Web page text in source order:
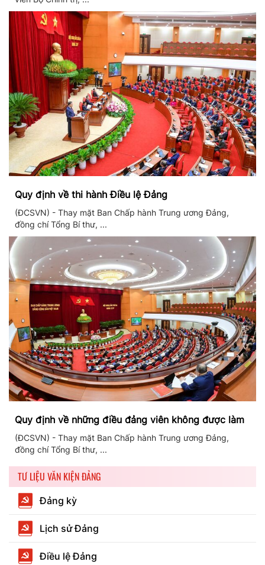
Quy định về thi hành Điều lệ Đảng
(ĐCSVN) - Thay mặt Ban Chấp hành Trung ương Đảng,
đồng chí Tổng Bí thư, ...
Quy định về những điều đảng viên không được làm
(ĐCSVN) - Thay mặt Ban Chấp hành Trung ương Đảng,
đồng chí Tổng Bí thư, ...
TƯ LIỆU VĂN KIỆN ĐẢNG
Đảng kỳ
Lịch sử Đảng
Điều lệ Đảng